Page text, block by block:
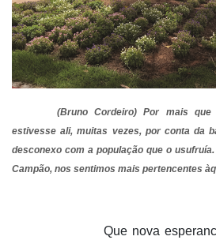
(Bruno Cordeiro) Por mais
estivesse ali, muitas vezes, por conta da
desconexo com a população que o
Campão, nos sentimos mais pertencentes
Que nova